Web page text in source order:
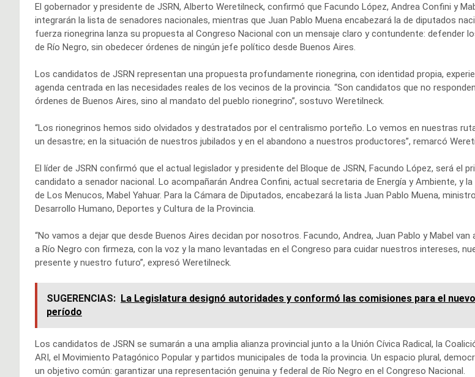
El gobernador y presidente de JSRN, Alberto Weretilneck, confirmó que Facundo López, Andrea Confini y
integrarán la lista de senadores nacionales, mientras que Juan Pablo Muena encabezará la de diputados
fuerza rionegrina lanza su propuesta al Congreso Nacional con un mensaje claro y contundente: defender
de Río Negro, sin obedecer órdenes de ningún jefe político desde Buenos Aires.
Los candidatos de JSRN representan una propuesta profundamente rionegrina, con identidad propia,
agenda centrada en las necesidades reales de los vecinos de la provincia. “Son candidatos que no
órdenes de Buenos Aires, sino al mandato del pueblo rionegrino”, sostuvo Weretilneck.
“Los rionegrinos hemos sido olvidados y destratados por el centralismo porteño. Lo vemos en nuestras
un desastre; en la situación de nuestros jubilados y en el abandono a nuestros productores”, remarcó
El líder de JSRN confirmó que el actual legislador y presidente del Bloque de JSRN, Facundo López, será el
candidato a senador nacional. Lo acompañarán Andrea Confini, actual secretaria de Energía y Ambiente, y
de Los Menucos, Mabel Yahuar. Para la Cámara de Diputados, encabezará la lista Juan Pablo Muena,
Desarrollo Humano, Deportes y Cultura de la Provincia.
“No vamos a dejar que desde Buenos Aires decidan por nosotros. Facundo, Andrea, Juan Pablo y Mabel van
a Río Negro con firmeza, con la voz y la mano levantadas en el Congreso para cuidar nuestros intereses,
presente y nuestro futuro”, expresó Weretilneck.
SUGERENCIAS: La Legislatura designó autoridades y conformó las comisiones para el nuevo
período
Los candidatos de JSRN se sumarán a una amplia alianza provincial junto a la Unión Cívica Radical, la
ARI, el Movimiento Patagónico Popular y partidos municipales de toda la provincia. Un espacio plural,
un objetivo común: garantizar una representación genuina y federal de Río Negro en el Congreso Nacional.